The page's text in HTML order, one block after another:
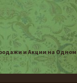
и Акции на Одном